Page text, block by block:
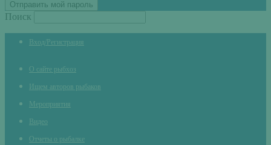
Поиск
Вход/Регистрация
О сайте рыбхоз
Ищем авторов рыбаков
Мероприятия
Видео
Отчеты о рыбалке